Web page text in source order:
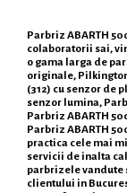
Parbriz ABARTH
colaboratorii sai,
o gama larga de
originale,
(312) cu senzor de
senzor lumina,
Parbriz ABARTH
Parbriz ABARTH
practica cele mai
servicii de inalta
parbrizele vandute
clientului in